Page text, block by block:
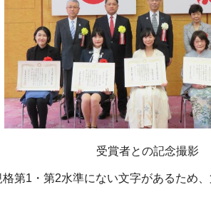
受賞者との記念撮影
第1・第2水準にない文字があるため